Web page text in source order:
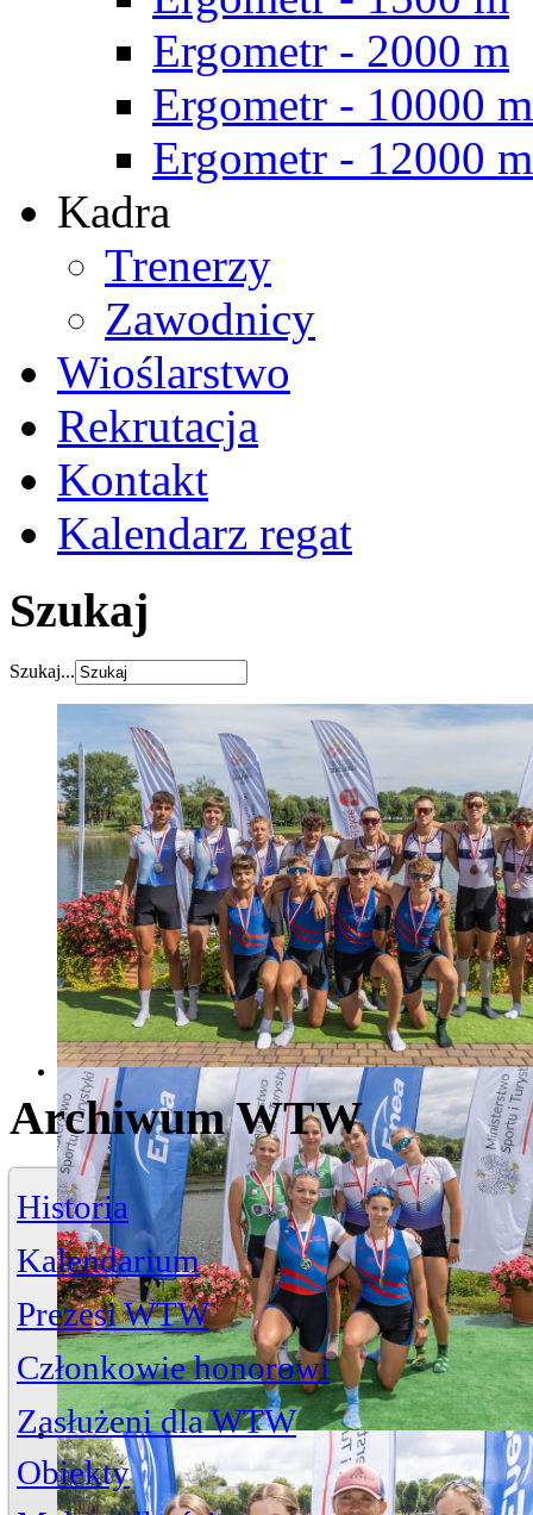
Ergometr - 2000 m
Ergometr - 10000 m
Ergometr - 12000 m
Kadra
Trenerzy
Zawodnicy
Wioślarstwo
Rekrutacja
Kontakt
Kalendarz regat
Szukaj
Szukaj...
Archiwum WTW
Historia
Kalendarium
Prezesi WTW
Członkowie honorowi
Zasłużeni dla WTW
Jerzy Bojańczyk
Życiorys
Artykuły
Wiktor Szelągowski
Zasłużeni członkowie
Obiekty
Przystańul. Piwna 3